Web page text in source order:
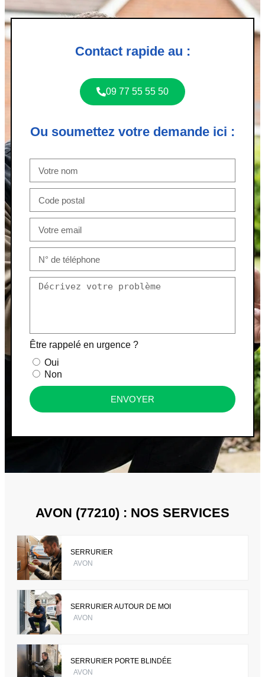
Contact rapide au :
09 77 55 55 50
Ou soumettez votre demande ici :
Être rappelé en urgence ?
Oui
Non
ENVOYER
AVON (77210) : NOS SERVICES
SERRURIER
AVON
SERRURIER AUTOUR DE MOI
AVON
SERRURIER PORTE BLINDÉE
AVON